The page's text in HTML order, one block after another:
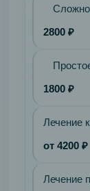
2800 ₽
1800 ₽
Лечение
от 4200 ₽
Лечение